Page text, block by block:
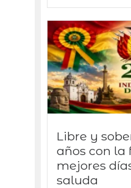
Libre y
años con la
mejores
saluda